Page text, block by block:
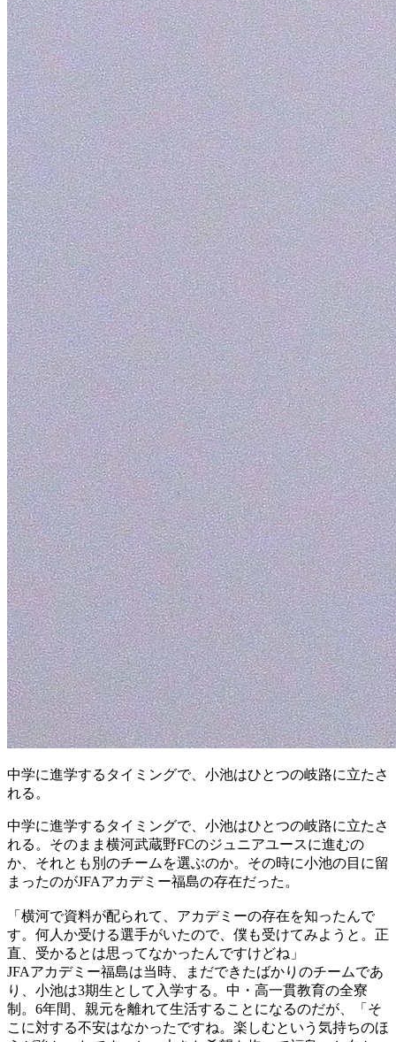
中学に進学するタイミングで、小池はひとつの岐路に立たさ
れる。
中学に進学するタイミングで、小池はひとつの岐路に立たさ
れる。そのまま横河武蔵野FCのジュニアユースに進むの
か、それとも別のチームを選ぶのか。その時に小池の目に留
まったのがJFAアカデミー福島の存在だった。
「横河で資料が配られて、アカデミーの存在を知ったんで
す。何人か受ける選手がいたので、僕も受けてみようと。正
直、受かるとは思ってなかったんですけどね」
JFAアカデミー福島は当時、まだできたばかりのチームであ
り、小池は3期生として入学する。中・高一貫教育の全寮
制。6年間、親元を離れて生活することになるのだが、「そ
こに対する不安はなかったですね。楽しむという気持ちのほ